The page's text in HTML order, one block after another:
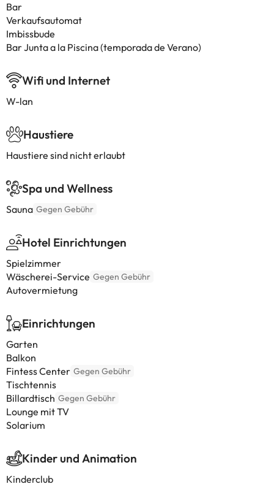
Bar
Verkaufsautomat
Imbissbude
Bar Junta a la Piscina (temporada de Verano)
Wifi und Internet
W-lan
Haustiere
Haustiere sind nicht erlaubt
Spa und Wellness
Sauna Gegen Gebühr
Hotel Einrichtungen
Spielzimmer
Wäscherei-Service Gegen Gebühr
Autovermietung
Einrichtungen
Garten
Balkon
Fintess Center Gegen Gebühr
Tischtennis
Billardtisch Gegen Gebühr
Lounge mit TV
Solarium
Kinder und Animation
Kinderclub